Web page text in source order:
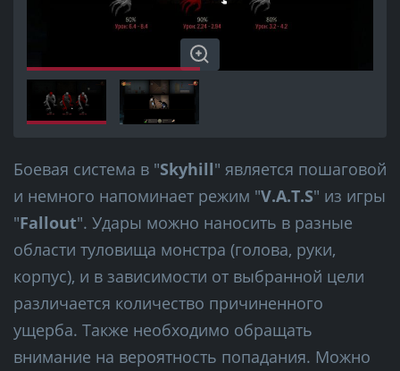
Боевая система в "Skyhill" является пошаговой
и немного напоминает режим "V.A.T.S" из игры
"Fallout". Удары можно наносить в разные
области туловища монстра (голова, руки,
корпус), и в зависимости от выбранной цели
различается количество причиненного
ущерба. Также необходимо обращать
внимание на вероятность попадания. Можно